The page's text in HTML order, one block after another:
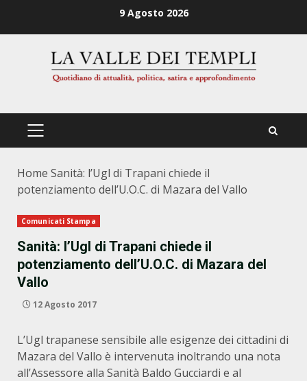
9 Agosto 2026
PRIMÄRES
Home Sanità: l’Ugl di Trapani chiede il
potenziamento dell’U.O.C. di Mazara del Vallo
Comunicati Stampa
Sanità: l’Ugl di Trapani chiede il
potenziamento dell’U.O.C. di Mazara del
Vallo
12 Agosto 2017
L’Ugl trapanese sensibile alle esigenze dei cittadini di
Mazara del Vallo è intervenuta inoltrando una nota
all’Assessore alla Sanità Baldo Gucciardi e al